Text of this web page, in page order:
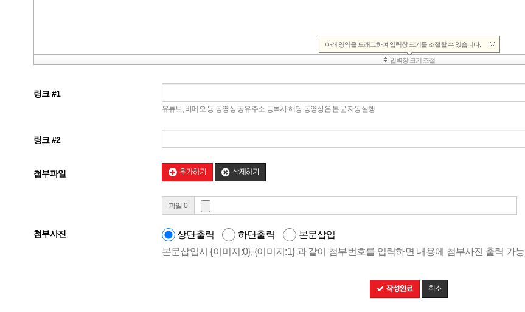
링크 #1
유튜브, 비메오 등 동영상 공유주소 등록시 해당 동영상은 본문 자동실행
링크 #2
첨부파일 추가하기 삭제하기
파일 0
첨부사진 상단출력 하단출력
본문삽입
본문삽입시 {이미지:0}, {이미지:1} 과 같이 첨부번호를 입력하면 내용에 첨부사진 출력 가능
작성완료 취소